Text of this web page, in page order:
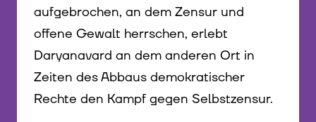
aufgebrochen, an dem Zensur und
offene Gewalt herrschen, erlebt
Daryanavard an dem anderen Ort in
Zeiten des Abbaus demokratischer
Rechte den Kampf gegen Selbstzensur.